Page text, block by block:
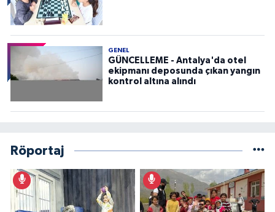
GENEL
GÜNCELLEME - Antalya'da otel
ekipmanı deposunda çıkan yangın
kontrol altına alındı
Röportaj